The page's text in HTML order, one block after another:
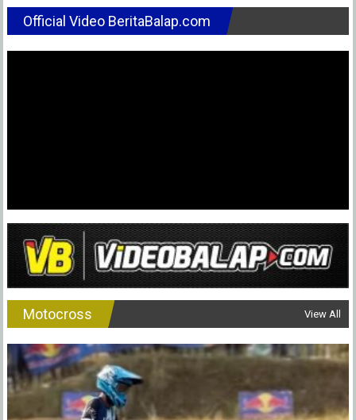
Official Video BeritaBalap.com
Motocross View All